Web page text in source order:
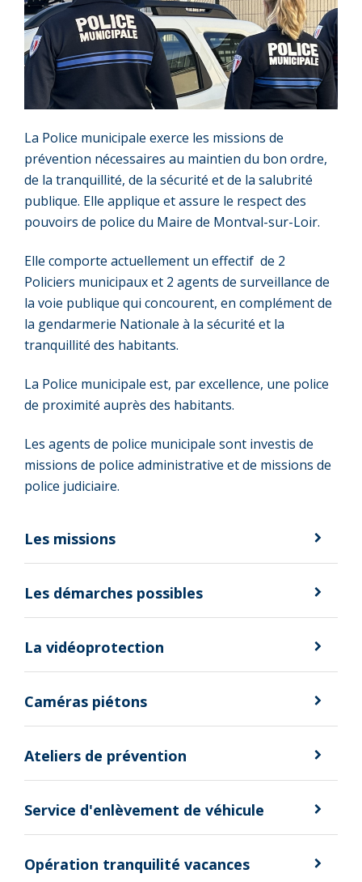
La Police municipale exerce les missions de
prévention nécessaires au maintien du bon ordre,
de la tranquillité, de la sécurité et de la salubrité
publique. Elle applique et assure le respect des
pouvoirs de police du Maire de Montval-sur-Loir.
Elle comporte actuellement un effectif de 2
Policiers municipaux et 2 agents de surveillance de
la voie publique qui concourent, en complément de
la gendarmerie Nationale à la sécurité et la
tranquillité des habitants.
La Police municipale est, par excellence, une police
de proximité auprès des habitants.
Les agents de police municipale sont investis de
missions de police administrative et de missions de
police judiciaire.
Les missions
Les démarches possibles
La vidéoprotection
Caméras piétons
Ateliers de prévention
Service d'enlèvement de véhicule
Opération tranquilité vacances